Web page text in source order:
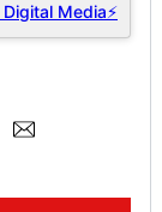
Media⚡